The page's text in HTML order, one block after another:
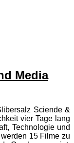
Media
Sciende &
vier Tage lang
Technologie und
15 Filme zu